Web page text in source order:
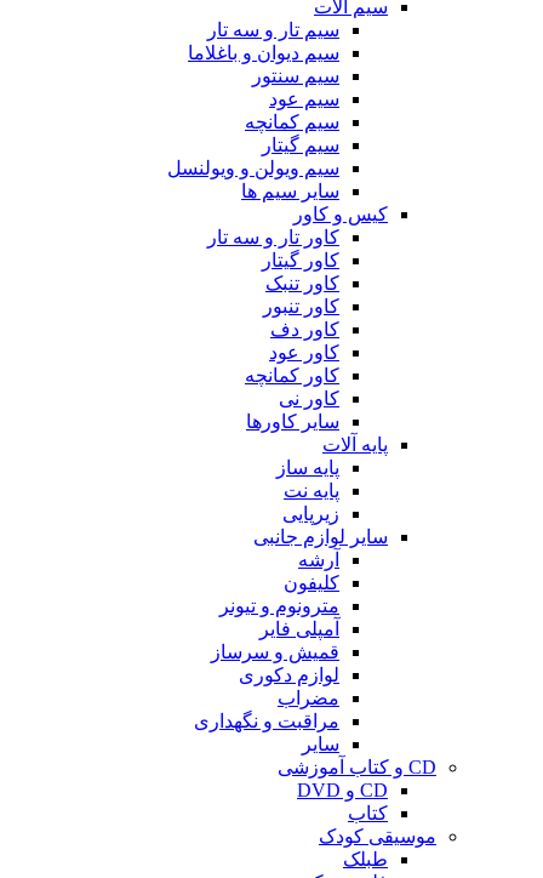
سیم آلات
سیم تار و سه تار
سیم دیوان و باغلاما
سیم سنتور
سیم عود
سیم کمانچه
سیم گیتار
سیم ویولن و ویولنسل
سایر سیم ها
کیس و کاور
کاور تار و سه تار
کاور گیتار
کاور تنبک
کاور تنبور
کاور دف
کاور عود
کاور کمانچه
کاور نی
سایر کاورها
پایه آلات
پایه ساز
پایه نت
زیرپایی
سایر لوازم جانبی
آرشه
کلیفون
مترونوم و تیونر
آمپلی فایر
قمیش و سرساز
لوازم دکوری
مضراب
مراقبت و نگهداری
سایر
CD و کتاب آموزشی
CD و DVD
کتاب
موسیقی کودک
طبلک